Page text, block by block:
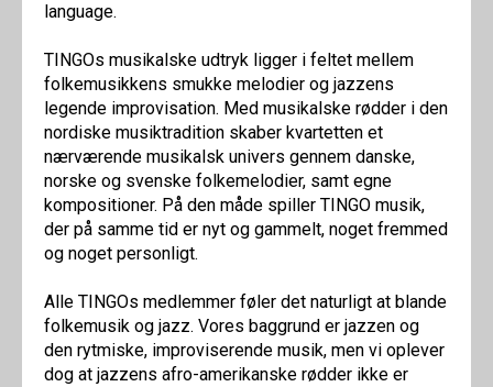
language.
TINGOs musikalske udtryk ligger i feltet mellem
folkemusikkens smukke melodier og jazzens
legende improvisation. Med musikalske rødder i den
nordiske musiktradition skaber kvartetten et
nærværende musikalsk univers gennem danske,
norske og svenske folkemelodier, samt egne
kompositioner. På den måde spiller TINGO musik,
der på samme tid er nyt og gammelt, noget fremmed
og noget personligt.
Alle TINGOs medlemmer føler det naturligt at blande
folkemusik og jazz. Vores baggrund er jazzen og
den rytmiske, improviserende musik, men vi oplever
dog at jazzens afro-amerikanske rødder ikke er